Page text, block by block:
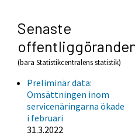
Senaste
(bara Statistikcentralens statistik)
Preliminär data:
Omsättningen inom
servicenäringarna ökade
i februari
31.3.2022